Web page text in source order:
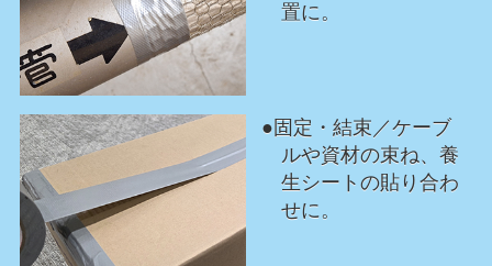
置に。
●固定・結束／ケーブ
ルや資材の束ね、養
生シートの貼り合わ
せに。